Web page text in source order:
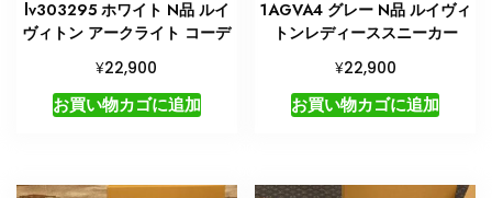
lv303295 ホワイト N品 ルイ
ヴィトン アークライト コーデ
¥22,900
お買い物カゴに追加
1AGVA4 グレー N品 ルイヴィ
トンレディーススニーカー
¥22,900
お買い物カゴに追加